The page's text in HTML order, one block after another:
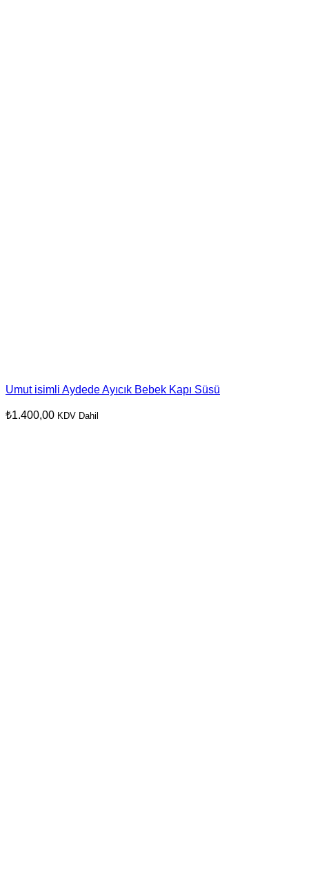
Umut isimli Aydede Ayıcık Bebek Kapı Süsü
₺1.400,00 KDV Dahil